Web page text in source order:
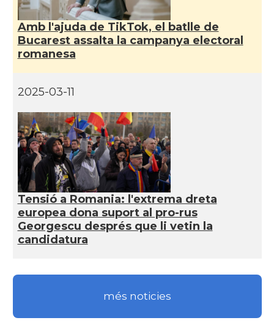
Amb l'ajuda de TikTok, el batlle de
Bucarest assalta la campanya electoral
romanesa
2025-03-11
Tensió a Romania: l'extrema dreta
europea dona suport al pro-rus
Georgescu després que li vetin la
candidatura
més noticies